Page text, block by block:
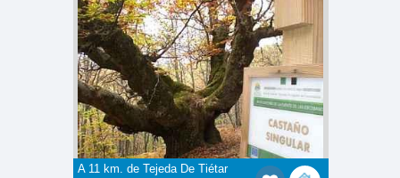
A 11 km. de Tejeda De Tiétar